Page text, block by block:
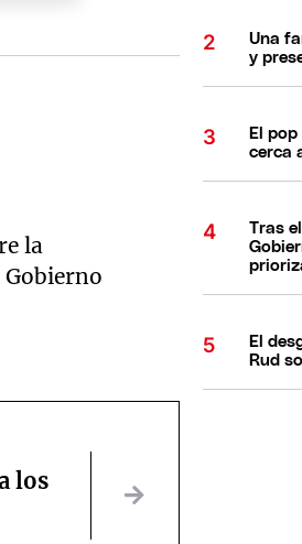
la
Gobierno
los
Una
y
El
cerca
Tras
El
Rud